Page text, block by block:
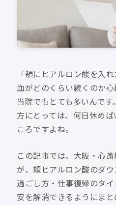
「頬にヒアルロン酸を入
血がどのくらい続くのか
当院でもとても多いんで
方にとっては、何日休め
ころですよね。
この記事では、大阪・心
が、頬ヒアルロン酸のダ
過ごし方・仕事復帰のタ
安を解消できるようにまと